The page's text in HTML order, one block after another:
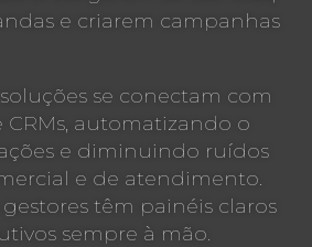
e criarem campanhas
soluções se conectam com
CRMs, automatizando o
e diminuindo ruídos
e de atendimento.
gestores têm painéis claros
sempre à mão.